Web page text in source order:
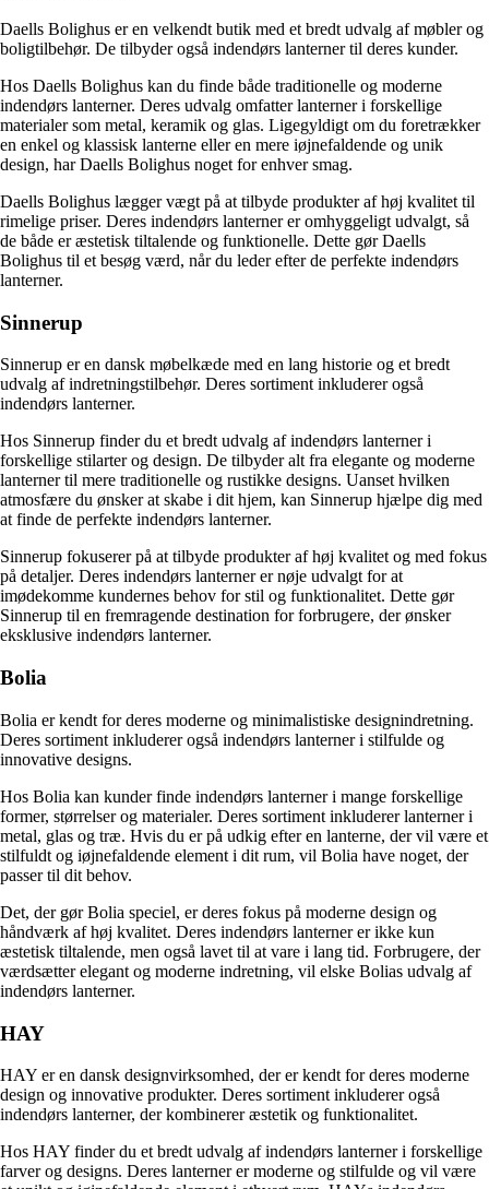
Daells Bolighus er en velkendt butik med et bredt udvalg af møbler og
boligtilbehør. De tilbyder også indendørs lanterner til deres kunder.
Hos Daells Bolighus kan du finde både traditionelle og moderne
indendørs lanterner. Deres udvalg omfatter lanterner i forskellige
materialer som metal, keramik og glas. Ligegyldigt om du foretrækker
en enkel og klassisk lanterne eller en mere iøjnefaldende og unik
design, har Daells Bolighus noget for enhver smag.
Daells Bolighus lægger vægt på at tilbyde produkter af høj kvalitet til
rimelige priser. Deres indendørs lanterner er omhyggeligt udvalgt, så
de både er æstetisk tiltalende og funktionelle. Dette gør Daells
Bolighus til et besøg værd, når du leder efter de perfekte indendørs
lanterner.
Sinnerup
Sinnerup er en dansk møbelkæde med en lang historie og et bredt
udvalg af indretningstilbehør. Deres sortiment inkluderer også
indendørs lanterner.
Hos Sinnerup finder du et bredt udvalg af indendørs lanterner i
forskellige stilarter og design. De tilbyder alt fra elegante og moderne
lanterner til mere traditionelle og rustikke designs. Uanset hvilken
atmosfære du ønsker at skabe i dit hjem, kan Sinnerup hjælpe dig med
at finde de perfekte indendørs lanterner.
Sinnerup fokuserer på at tilbyde produkter af høj kvalitet og med fokus
på detaljer. Deres indendørs lanterner er nøje udvalgt for at
imødekomme kundernes behov for stil og funktionalitet. Dette gør
Sinnerup til en fremragende destination for forbrugere, der ønsker
eksklusive indendørs lanterner.
Bolia
Bolia er kendt for deres moderne og minimalistiske designindretning.
Deres sortiment inkluderer også indendørs lanterner i stilfulde og
innovative designs.
Hos Bolia kan kunder finde indendørs lanterner i mange forskellige
former, størrelser og materialer. Deres sortiment inkluderer lanterner i
metal, glas og træ. Hvis du er på udkig efter en lanterne, der vil være et
stilfuldt og iøjnefaldende element i dit rum, vil Bolia have noget, der
passer til dit behov.
Det, der gør Bolia speciel, er deres fokus på moderne design og
håndværk af høj kvalitet. Deres indendørs lanterner er ikke kun
æstetisk tiltalende, men også lavet til at vare i lang tid. Forbrugere, der
værdsætter elegant og moderne indretning, vil elske Bolias udvalg af
indendørs lanterner.
HAY
HAY er en dansk designvirksomhed, der er kendt for deres moderne
design og innovative produkter. Deres sortiment inkluderer også
indendørs lanterner, der kombinerer æstetik og funktionalitet.
Hos HAY finder du et bredt udvalg af indendørs lanterner i forskellige
farver og designs. Deres lanterner er moderne og stilfulde og vil være